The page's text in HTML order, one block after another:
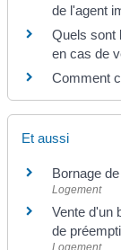
de l'agent
Quels sont
en cas de
Comment
Et aussi
Bornage
Logement
Vente d'un
de
Logement